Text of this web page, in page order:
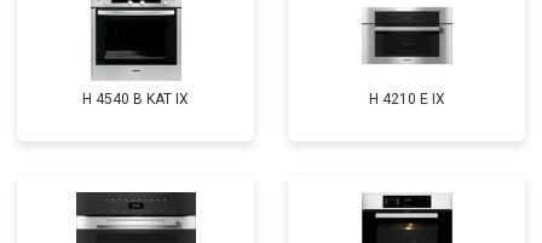
H 4540 B KAT IX H 4210 E IX